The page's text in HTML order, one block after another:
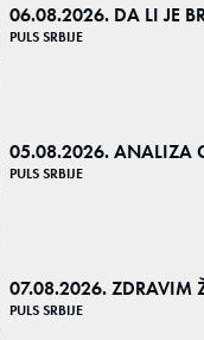
06.08.2026. DA LI JE
PULS SRBIJE
05.08.2026. ANALIZA
PULS SRBIJE
07.08.2026. ZDRAVIM
PULS SRBIJE